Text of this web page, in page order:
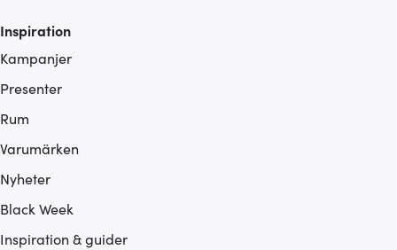
Inspiration
Kampanjer
Presenter
Rum
Varumärken
Nyheter
Black Week
Inspiration & guider